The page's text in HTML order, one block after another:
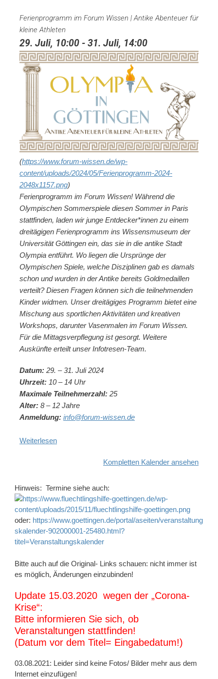
Ferienprogramm im Forum Wissen | Antike Abenteuer für
kleine Athleten
29. Juli, 10:00 - 31. Juli, 14:00
(https://www.forum-wissen.de/wp-
content/uploads/2024/05/Ferienprogramm-2024-
2048x1157.png)
Ferienprogramm im Forum Wissen! Während die
Olympischen Sommerspiele diesen Sommer in Paris
stattfinden, laden wir junge Entdecker*innen zu einem
dreitägigen Ferienprogramm ins Wissensmuseum der
Universität Göttingen ein, das sie in die antike Stadt
Olympia entführt. Wo liegen die Ursprünge der
Olympischen Spiele, welche Disziplinen gab es damals
schon und wurden in der Antike bereits Goldmedaillen
verteilt? Diesen Fragen können sich die teilnehmenden
Kinder widmen. Unser dreitägiges Programm bietet eine
Mischung aus sportlichen Aktivitäten und kreativen
Workshops, darunter Vasenmalen im Forum Wissen.
Für die Mittagsverpflegung ist gesorgt. Weitere
Auskünfte erteilt unser Infotresen-Team.
Datum: 29. – 31. Juli 2024
Uhrzeit: 10 – 14 Uhr
Maximale Teilnehmerzahl: 25
Alter: 8 – 12 Jahre
Anmeldung: info@forum-wissen.de
Weiterlesen
Kompletten Kalender ansehen
Hinweis: Termine siehe auch:
oder: https://www.goettingen.de/portal/aseiten/veranstaltung
skalender-902000001-25480.html?
titel=Veranstaltungskalender
Bitte auch auf die Original- Links schauen: nicht immer ist
es möglich, Änderungen einzubinden!
Update 15.03.2020 wegen der „Corona-
Krise“:
Bitte informieren Sie sich, ob
Veranstaltungen stattfinden!
(Datum vor dem Titel= Eingabedatum!)
03.08.2021: Leider sind keine Fotos/ Bilder mehr aus dem
Internet einzufügen!